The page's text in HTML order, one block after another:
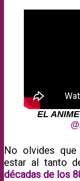
EL
No olvides
estar al tanto
décadas de los